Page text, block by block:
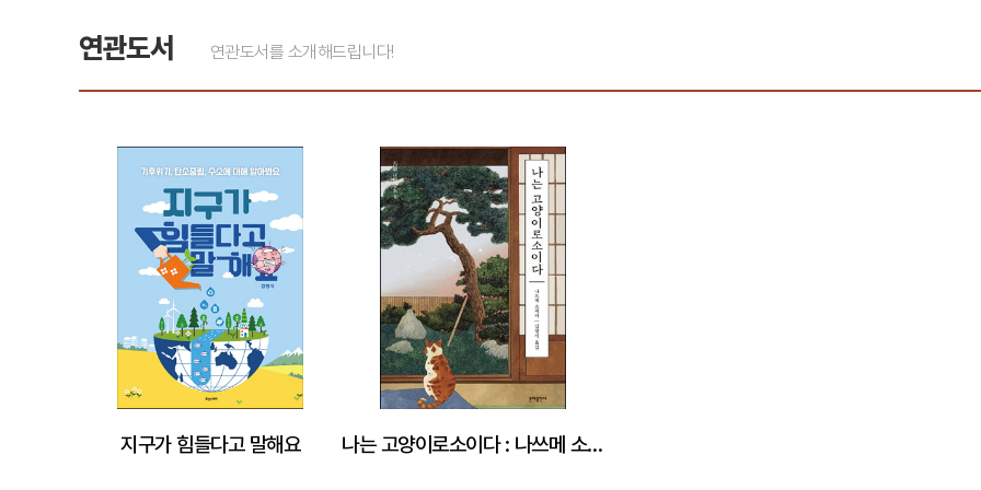
연관도서 연관도서를 소개해드립니다!
지구가 힘들다고 말해요 나는 고양이로소이다 : 나쓰메 소세키 선집 - 에디터스 컬렉션